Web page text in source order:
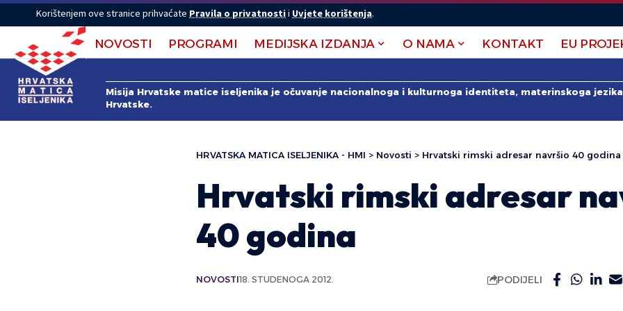
Korištenjem ove stranice prihvaćate Pravila o privatnostii Uvjete korištenja.
NOVOSTI PROGRAMI MEDIJSKA IZDANJA O NAMA KONTAKT EU
Misija Hrvatske matice iseljenika je očuvanje nacionalnoga i kulturnoga identiteta, materinskoga
Hrvatske.
HRVATSKA MATICA ISELJENIKA - HMI > Novosti > Hrvatski rimski adresar navršio 40 godina
Hrvatski rimski adresar
40 godina
NOVOSTI18. STUDENOGA 2012. PODIJELI